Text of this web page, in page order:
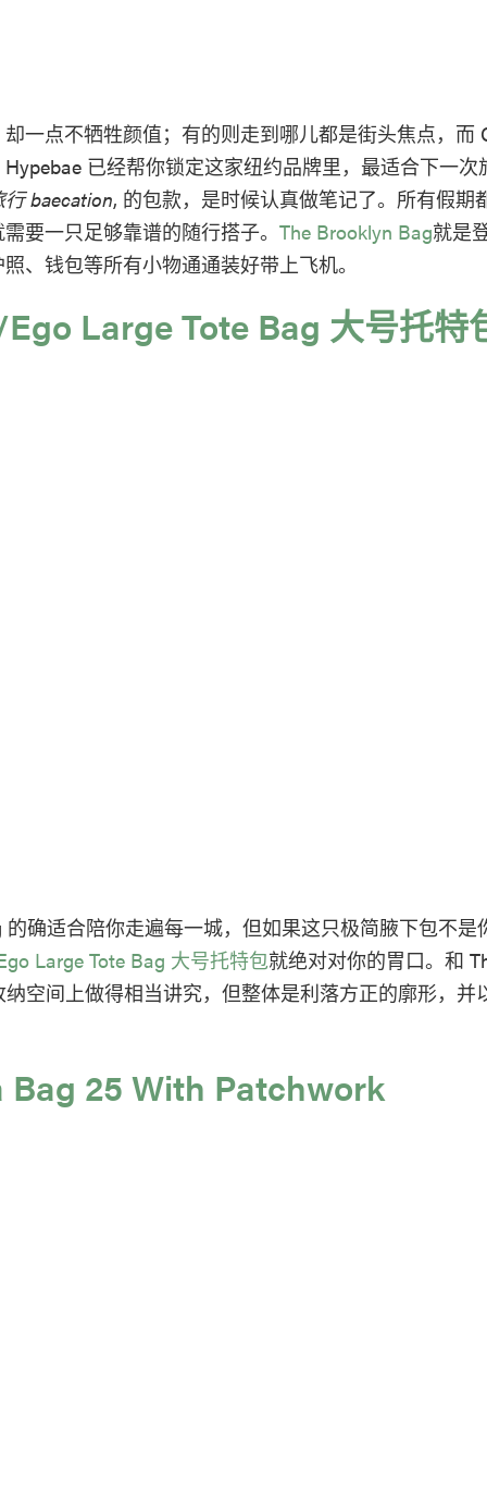
一点不牺牲颜值；有的则走到哪儿都是街头焦点，而
已经帮你锁定这家纽约品牌里，最适合下一次
baecation, 的包款，是时候认真做笔记了。所有假期
要一只足够靠谱的随行搭子。The Brooklyn Bag就是
、钱包等所有小物通通装好带上飞机。
Large Tote Bag 大号托特
的确适合陪你走遍每一城，但如果这只极简腋下包不是
Large Tote Bag 大号托特包就绝对对你的胃口。和
空间上做得相当讲究，但整体是利落方正的廓形，并
Bag 25 With Patchwork